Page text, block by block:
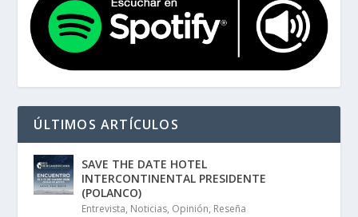
ÚLTIMOS ARTÍCULOS
SAVE THE DATE HOTEL
INTERCONTINENTAL PRESIDENTE
(POLANCO)
Entrevista, Noticias, Opinión, Reseña